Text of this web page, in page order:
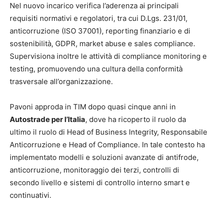
Nel nuovo incarico verifica l’aderenza ai principali
requisiti normativi e regolatori, tra cui D.Lgs. 231/01,
anticorruzione (ISO 37001), reporting finanziario e di
sostenibilità, GDPR, market abuse e sales compliance.
Supervisiona inoltre le attività di compliance monitoring e
testing, promuovendo una cultura della conformità
trasversale all’organizzazione.
Pavoni approda in TIM dopo quasi cinque anni in
Autostrade per l’Italia, dove ha ricoperto il ruolo da
ultimo il ruolo di Head of Business Integrity, Responsabile
Anticorruzione e Head of Compliance. In tale contesto ha
implementato modelli e soluzioni avanzate di antifrode,
anticorruzione, monitoraggio dei terzi, controlli di
secondo livello e sistemi di controllo interno smart e
continuativi.